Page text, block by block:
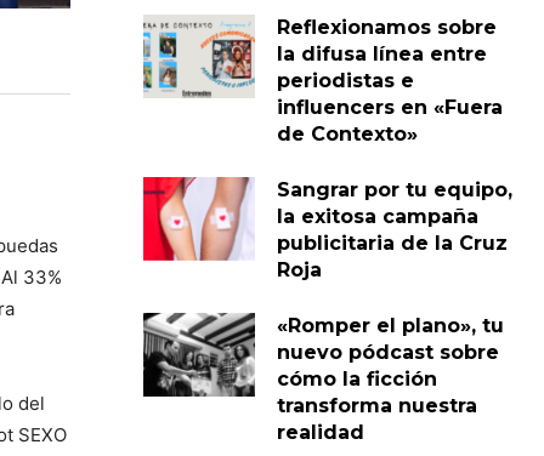
33%
del
SEXO
Reflexionamos sobre
la difusa línea entre
periodistas e
influencers en «Fuera
de Contexto»
Sangrar por tu equipo,
la exitosa campaña
publicitaria de la Cruz
Roja
«Romper el plano», tu
nuevo pódcast sobre
cómo la ficción
transforma nuestra
realidad